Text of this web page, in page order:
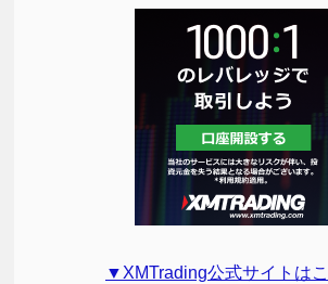
▼XMTrading公式サイトは